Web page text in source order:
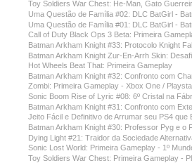
Toy Soldiers War Chest: He-Man, Gato
Uma Questão de Família #02: DLC BatGirl -
Uma Questão de Família #01: DLC BatGirl -
Call of Duty Black Ops 3 Beta: Primeira
Batman Arkham Knight #33: Protocolo Knight Fall
Batman Arkham Knight Zur-En-Arrh Skin:
Hot Wheels Beat That: Primeira Gameplay
Batman Arkham Knight #32: Confronto com
Zombi: Primeira Gameplay - Xbox One /
Sonic Boom Rise of Lyric #08: 6º Cristal na
Batman Arkham Knight #31: Confronto com
Jeito Fácil e Definitivo de Arrumar seu PS4 que
Batman Arkham Knight #30: Professor Pyg e o
Dying Light #21: Traidor da Sociedade
Sonic Lost World: Primeira Gameplay - 1º
Toy Soldiers War Chest: Primeira Gameplay -